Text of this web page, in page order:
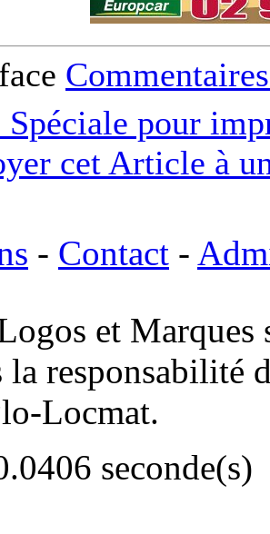
- Contact -
et Marques
la responsabilité
Locmat.
seconde(s)